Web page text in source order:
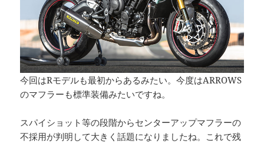
今回はRモデルも最初からあるみたい。今度はARROWS
のマフラーも標準装備みたいですね。
スパイショット等の段階からセンターアップマフラーの
不採用が判明して大きく話題になりましたね。これで残